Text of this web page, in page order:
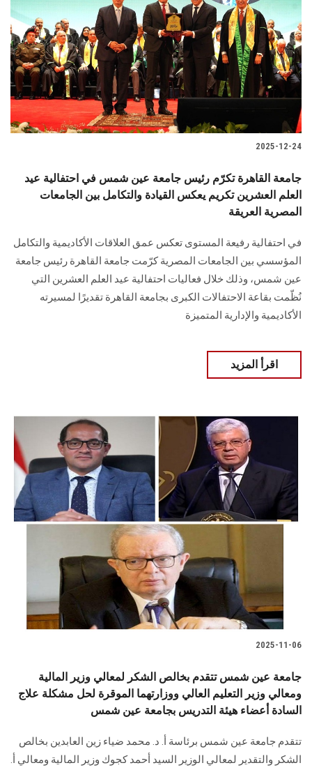
2025-12-24
جامعة القاهرة تكرّم رئيس جامعة عين شمس في احتفالية عيد
العلم العشرين تكريم يعكس القيادة والتكامل بين الجامعات
المصرية العريقة
في احتفالية رفيعة المستوى تعكس عمق العلاقات الأكاديمية والتكامل
المؤسسي بين الجامعات المصرية كرّمت جامعة القاهرة رئيس جامعة
عين شمس، وذلك خلال فعاليات احتفالية عيد العلم العشرين التي
نُظّمت بقاعة الاحتفالات الكبرى بجامعة القاهرة تقديرًا لمسيرته
الأكاديمية والإدارية المتميزة
اقرأ المزيد
2025-11-06
جامعة عين شمس تتقدم بخالص الشكر لمعالي وزير المالية
ومعالي وزير التعليم العالي ووزارتهما الموقرة لحل مشكلة علاج
السادة أعضاء هيئة التدريس بجامعة عين شمس
تتقدم جامعة عين شمس برئاسة أ. د. محمد ضياء زين العابدين بخالص
الشكر والتقدير لمعالي الوزير السيد أحمد كجوك وزير المالية ومعالي أ.